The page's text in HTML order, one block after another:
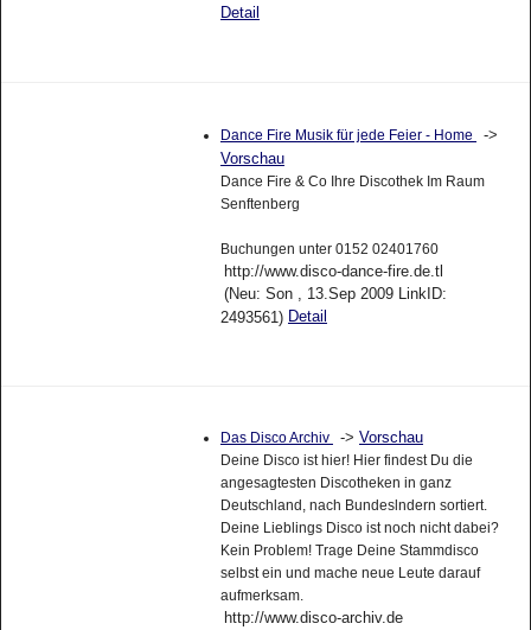
Detail
Dance Fire Musik für jede Feier - Home
->
Vorschau
Dance Fire & Co Ihre Discothek Im Raum
Senftenberg
Buchungen unter 0152 02401760
http://www.disco-dance-fire.de.tl
(Neu: Son , 13.Sep 2009 LinkID:
2493561) Detail
Das Disco Archiv -> Vorschau
Deine Disco ist hier! Hier findest Du die
angesagtesten Discotheken in ganz
Deutschland, nach Bundeslndern sortiert.
Deine Lieblings Disco ist noch nicht dabei?
Kein Problem! Trage Deine Stammdisco
selbst ein und mache neue Leute darauf
aufmerksam.
http://www.disco-archiv.de